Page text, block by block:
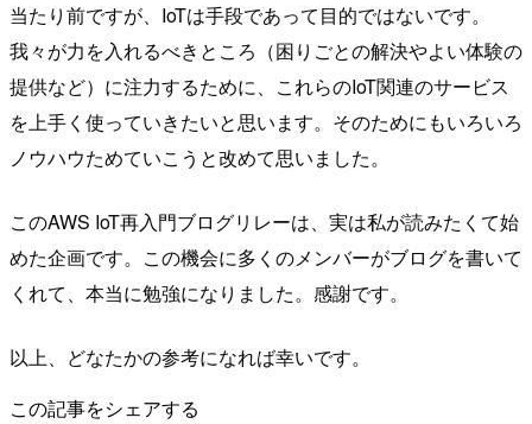
当たり前ですが、IoTは手段であって目的ではないです。
我々が力を入れるべきところ（困りごとの解決やよい体験の
提供など）に注力するために、これらのIoT関連のサービス
を上手く使っていきたいと思います。そのためにもいろいろ
ノウハウためていこうと改めて思いました。
このAWS IoT再入門ブログリレーは、実は私が読みたくて始
めた企画です。この機会に多くのメンバーがブログを書いて
くれて、本当に勉強になりました。感謝です。
以上、どなたかの参考になれば幸いです。
この記事をシェアする